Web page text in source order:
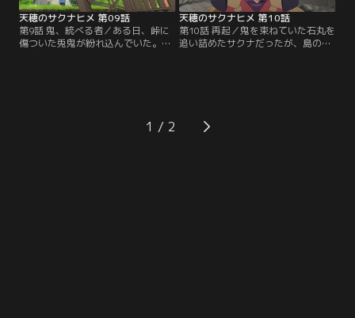
天穂のサクナヒメ 第09話
第9話 鬼、統べる者／ある日、峠に
傷ついた兎鬼が紛れ込んでいた。鬼
が強まっているからではないかと推
測し、サクナ、ココロワ、アシグモ
天穂のサクナヒメ 第10話
第10話 再起／鬼を束ねていた石丸を
追い詰めたサクナだったが、島の火
れて難を逃れた田右衛門たちと再会
し安堵するも、サクナはこの状況を
1